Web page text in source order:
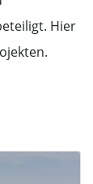
Hier